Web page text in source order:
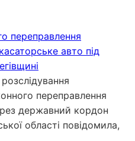
переправлення
авто під
переправлення
державний кордон
області повідомила,